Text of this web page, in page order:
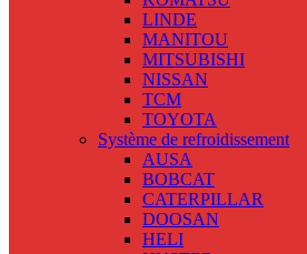
LINDE
MANITOU
MITSUBISHI
NISSAN
TCM
TOYOTA
Système de refroidissement
AUSA
BOBCAT
CATERPILLAR
DOOSAN
HELI